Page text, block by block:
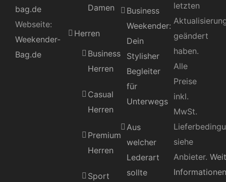
bag.de
Webseite:
Weekender-
Bag.de
Damen
Herren
Business
Herren
Casual
Herren
Premium
Herren
Sport
Business
Weekender:
Dein
Stylisher
Begleiter
für
Unterwegs
Aus
welcher
Lederart
sollte
letzten
geändert
haben.
Alle
Preise
inkl.
MwSt.
siehe
Anbieter.
Informationen